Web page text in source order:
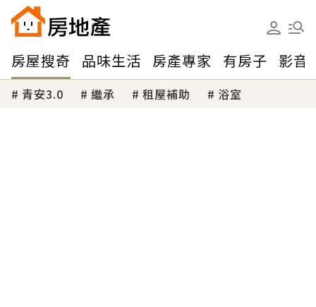
房屋搜奇 品味生活 房產專家 有房子 影音
青安3.0 繼承 租屋補助 浴室